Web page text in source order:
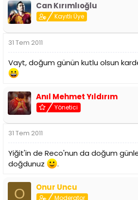
Can Kırımlıoğlu
Kayıtlı Üye
31 Tem 2011
Vayt, doğum günün kutlu olsun
Anıl Mehmet Yıldırım
Yönetici
31 Tem 2011
Yiğit'in de Reco'nun da doğum
doğdunuz
.
O Onur Uncu
Moderator